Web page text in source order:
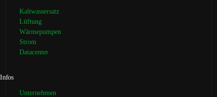
Kaltwassersatz
Lüftung
Wärmepumpen
Strom
Datacenter
Infos
Unternehmen